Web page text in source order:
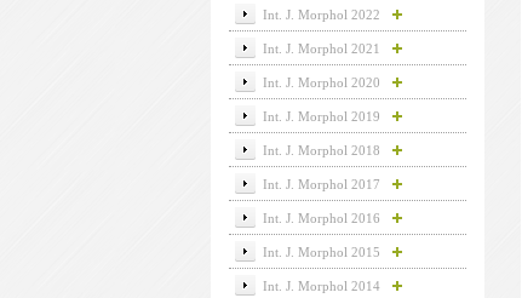
Int. J. Morphol 2022
Int. J. Morphol 2021
Int. J. Morphol 2020
Int. J. Morphol 2019
Int. J. Morphol 2018
Int. J. Morphol 2017
Int. J. Morphol 2016
Int. J. Morphol 2015
Int. J. Morphol 2014